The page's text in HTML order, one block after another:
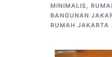
MINIMALIS,
BANGUNAN
RUMAH JAKARTA